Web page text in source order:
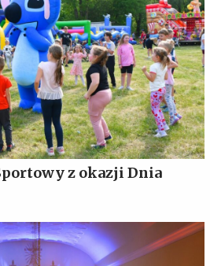
z okazji Dnia